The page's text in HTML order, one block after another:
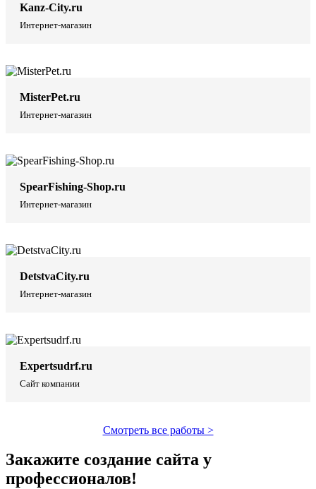
Kanz-City.ru
Интернет-магазин
MisterPet.ru
Интернет-магазин
SpearFishing-Shop.ru
Интернет-магазин
DetstvaCity.ru
Интернет-магазин
Expertsudrf.ru
Сайт компании
Смотреть все работы >
Закажите создание сайта у
профессионалов!